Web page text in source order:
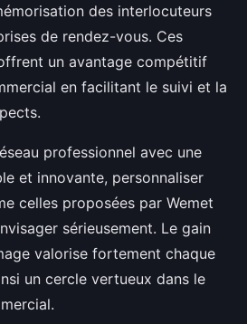
des interlocuteurs
de rendez-vous. Ces
un avantage compétitif
en facilitant le suivi et la
professionnel avec une
et innovante, personnaliser
celles proposées par Wemet
sérieusement. Le gain
valorise fortement chaque
un cercle vertueux dans le